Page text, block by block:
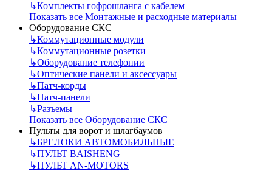
↳Комплекты гофрошланга с кабелем
Показать все Монтажные и расходные материалы
Оборудование СКС
↳Коммутационные модули
↳Коммутационные розетки
↳Оборудование телефонии
↳Оптические панели и аксессуары
↳Патч-корды
↳Патч-панели
↳Разъемы
Показать все Оборудование СКС
Пульты для ворот и шлагбаумов
↳БРЕЛОКИ АВТОМОБИЛЬНЫЕ
↳ПУЛЬТ BAISHENG
↳ПУЛЬТ AN-MOTORS